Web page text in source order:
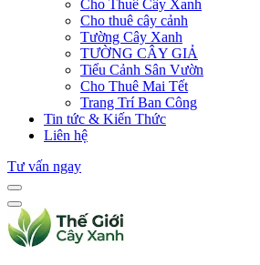
Cho Thuê Cây Xanh
Cho thuê cây cảnh
Tường Cây Xanh
TƯỜNG CÂY GIẢ
Tiểu Cảnh Sân Vườn
Cho Thuê Mai Tết
Trang Trí Ban Công
Tin tức & Kiến Thức
Liên hệ
Tư vấn ngay